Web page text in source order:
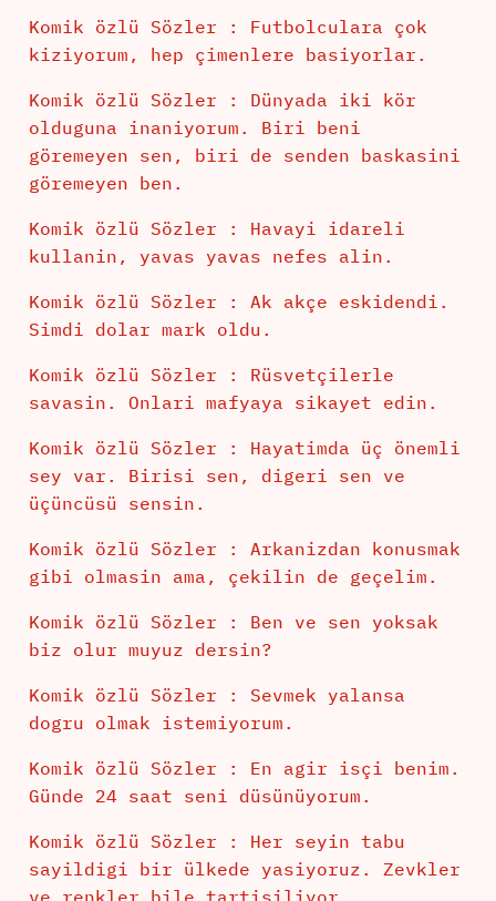
Komik özlü Sözler : Futbolculara çok
kiziyorum, hep çimenlere basiyorlar.
Komik özlü Sözler : Dünyada iki kör
olduguna inaniyorum. Biri beni
göremeyen sen, biri de senden baskasini
göremeyen ben.
Komik özlü Sözler : Havayi idareli
kullanin, yavas yavas nefes alin.
Komik özlü Sözler : Ak akçe eskidendi.
Simdi dolar mark oldu.
Komik özlü Sözler : Rüsvetçilerle
savasin. Onlari mafyaya sikayet edin.
Komik özlü Sözler : Hayatimda üç önemli
sey var. Birisi sen, digeri sen ve
üçüncüsü sensin.
Komik özlü Sözler : Arkanizdan konusmak
gibi olmasin ama, çekilin de geçelim.
Komik özlü Sözler : Ben ve sen yoksak
biz olur muyuz dersin?
Komik özlü Sözler : Sevmek yalansa
dogru olmak istemiyorum.
Komik özlü Sözler : En agir isçi benim.
Günde 24 saat seni düsünüyorum.
Komik özlü Sözler : Her seyin tabu
sayildigi bir ülkede yasiyoruz. Zevkler